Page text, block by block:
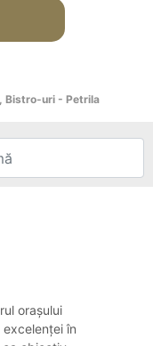
Bistro-uri - Petrila
orașului
în